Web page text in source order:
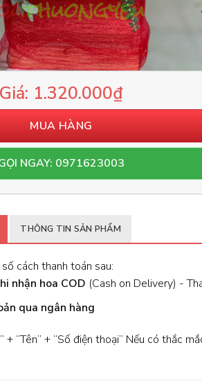
1.320.000₫
MUA HÀNG
NGAY: 0971623003
THÔNG TIN SẢN PHẨM
cách thanh toán sau:
nhận hoa COD (Cash on Delivery) -
qua ngân hàng
+ “Tên” + “Số điện thoại” Nếu có thắc